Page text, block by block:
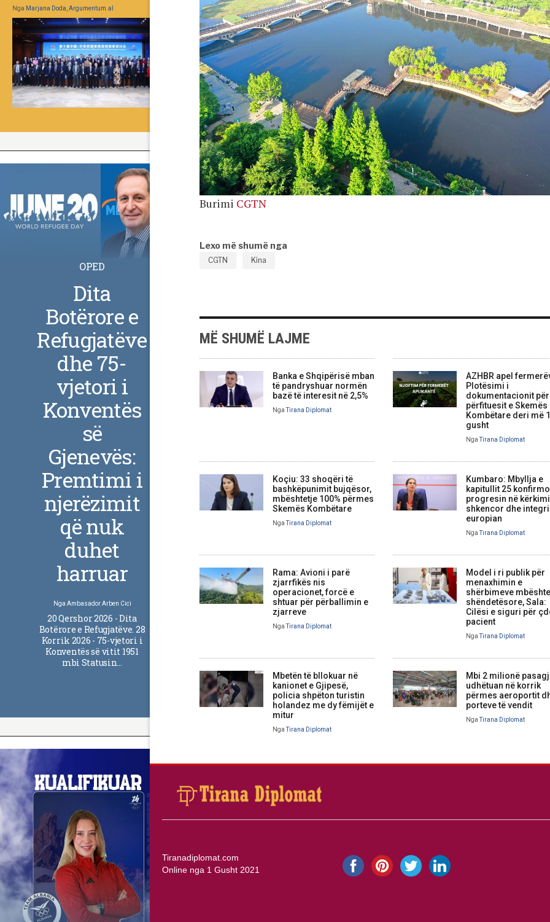
Burimi CGTN
Lexo më shumë nga
CGTN Kina
MË SHUMË LAJME
Banka e Shqipërisë mban
të pandryshuar normën
bazë të interesit në 2,5%
NgaTirana Diplomat
AZHBR apel
Plotësimi i
dokumentacionit për
përfituesit e Skemës
Kombëtare deri më
gusht
NgaTirana Diplomat
Koçiu: 33 shoqëri të
bashkëpunimit bujqësor,
mbështetje 100% përmes
Skemës Kombëtare
NgaTirana Diplomat
Kumbaro: Mbyllja e
kapitullit 25
progresin në
shkencor dhe
europian
NgaTirana Diplomat
Rama: Avioni i parë
zjarrfikës nis
operacionet, forcë e
shtuar për përballimin e
zjarreve
NgaTirana Diplomat
Model i ri publik për
menaxhimin e
shërbimeve
shëndetësore, Sala:
Cilësi e siguri për
pacient
NgaTirana Diplomat
Mbetën të bllokuar në
kanionet e Gjipesë,
policia shpëton turistin
holandez me dy fëmijët e
mitur
NgaTirana Diplomat
Mbi 2 milionë
udhëtuan në korrik
përmes aeroportit
porteve të vendit
NgaTirana Diplomat
Nga Marjana Doda, Argumentum.al
OPED
Dita
Botërore e
Refugjatëve
dhe 75-
vjetori i
Konventës
së
Gjenevës:
Premtimi i
njerëzimit
që nuk
duhet
harruar
Nga Ambasador Arben Cici
20 Qershor 2026 - Dita
Botërore e Refugjatëve. 28
Korrik 2026 - 75-vjetori i
Konventës së vitit 1951
mbi Statusin…
Tiranadiplomat.com
Online nga 1 Gusht 2021